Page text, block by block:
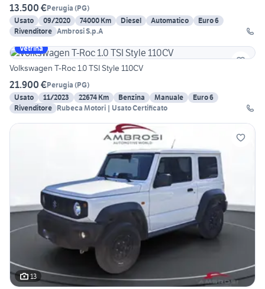
13.500 €Perugia (PG)
Usato
09/2020 74000 Km Diesel Automatico
Euro 6
Rivenditore Ambrosi S.p.A
Vetrina
Volkswagen T-Roc 1.0 TSI Style 110CV
21.900 €Perugia (PG)
Usato
11/2023 22674 Km Benzina Manuale
Euro 6
Rivenditore Rubeca Motori | Usato Certificato
13